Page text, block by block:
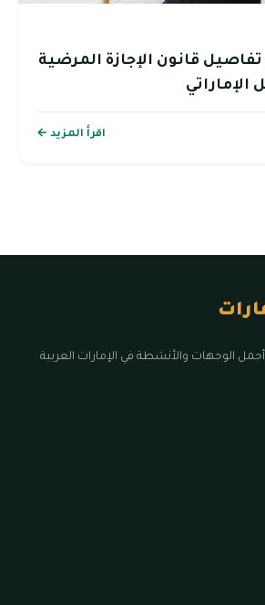
قانون الإجازة المرضية
الإماراتي
اقرأ المزيد ←
الوجهات والأنشطة في الإمارات العربية